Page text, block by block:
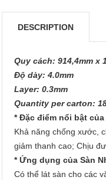
DESCRIPTION
Quy cách: 914,4mm x
Độ dày: 4.0mm
Layer: 0.3mm
Quantity per carton:
* Đặc điểm nổi bật của
Khả năng chống xước,
giảm thanh cao; Chịu
* Ứng dụng của Sàn
Có thể lát sàn cho các